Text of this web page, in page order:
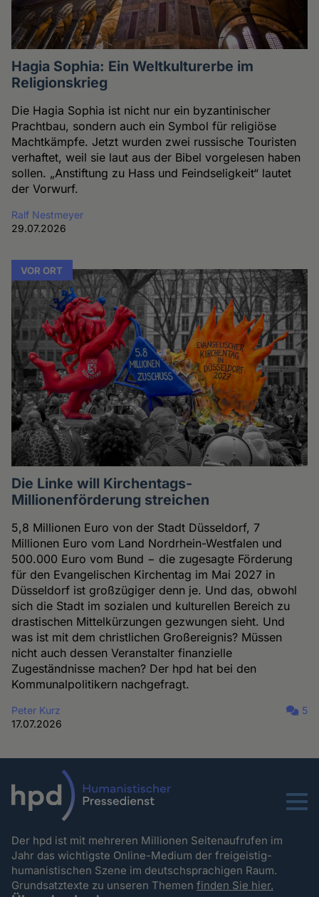
Hagia Sophia: Ein Weltkulturerbe im
Religionskrieg
Die Hagia Sophia ist nicht nur ein byzantinischer
Prachtbau, sondern auch ein Symbol für religiöse
Machtkämpfe. Jetzt wurden zwei russische Touristen
verhaftet, weil sie laut aus der Bibel vorgelesen haben
sollen. „Anstiftung zu Hass und Feindseligkeit“ lautet
der Vorwurf.
Ralf Nestmeyer
29.07.2026
VOR ORT
Die Linke will Kirchentags-
Millionenförderung streichen
5,8 Millionen Euro von der Stadt Düsseldorf, 7
Millionen Euro vom Land Nordrhein-Westfalen und
500.000 Euro vom Bund − die zugesagte Förderung
für den Evangelischen Kirchentag im Mai 2027 in
Düsseldorf ist großzügiger denn je. Und das, obwohl
sich die Stadt im sozialen und kulturellen Bereich zu
drastischen Mittelkürzungen gezwungen sieht. Und
was ist mit dem christlichen Großereignis? Müssen
nicht auch dessen Veranstalter finanzielle
Zugeständnisse machen? Der hpd hat bei den
Kommunalpolitikern nachgefragt.
Peter Kurz
17.07.2026
5
Menu
Der hpd ist mit mehreren Millionen Seitenaufrufen im
Jahr das wichtigste Online-Medium der freigeistig-
humanistischen Szene im deutschsprachigen Raum.
Grundsatztexte zu unseren Themenfinden Sie hier.